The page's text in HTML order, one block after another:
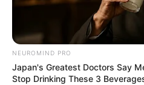
NEUROMIND PRO
Japan's Greatest Doctors Say
Stop Drinking These 3